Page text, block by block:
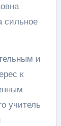
сильное
и
к
учитель